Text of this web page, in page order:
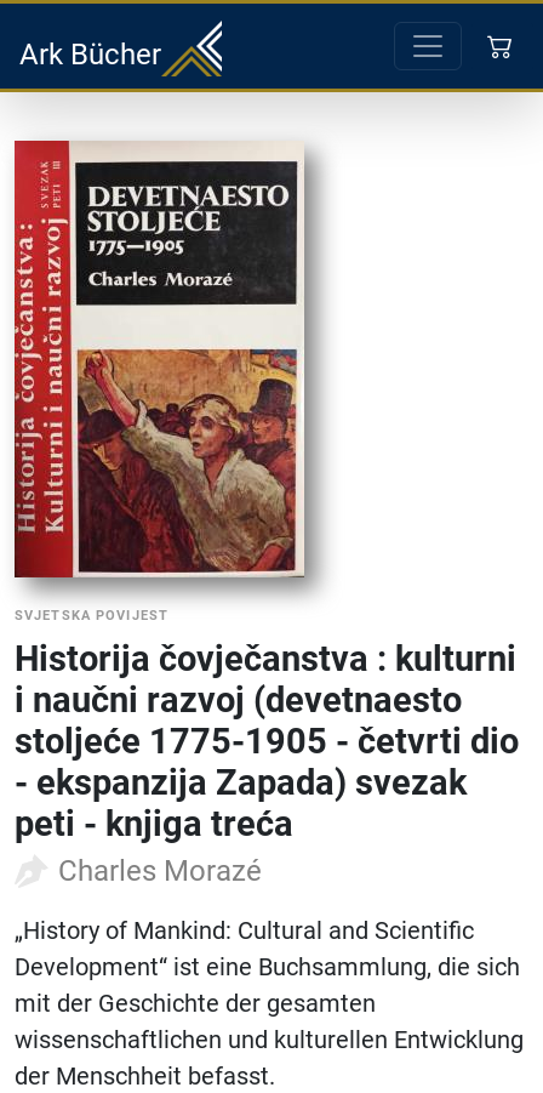
Ark Bücher
SVJETSKA POVIJEST
Historija čovječanstva : kulturni
i naučni razvoj (devetnaesto
stoljeće 1775-1905 - četvrti dio
- ekspanzija Zapada) svezak
peti - knjiga treća
Charles Morazé
„History of Mankind: Cultural and Scientific
Development“ ist eine Buchsammlung, die sich
mit der Geschichte der gesamten
wissenschaftlichen und kulturellen Entwicklung
der Menschheit befasst.